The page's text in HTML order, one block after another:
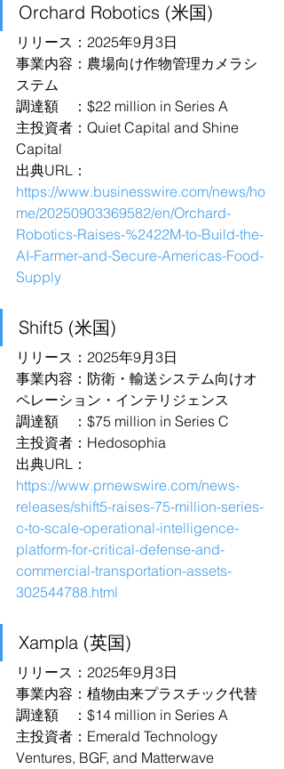
Orchard Robotics (米国)
リリース：2025年9月3日
事業内容：農場向け作物管理カメラシ
ステム
調達額　：$22 million in Series A
主投資者：Quiet Capital and Shine
Capital
出典URL：
https://www.businesswire.com/news/ho
me/20250903369582/en/Orchard-
Robotics-Raises-%2422M-to-Build-the-
AI-Farmer-and-Secure-Americas-Food-
Supply
Shift5 (米国)
リリース：2025年9月3日
事業内容：防衛・輸送システム向けオ
ペレーション・インテリジェンス
調達額　：$75 million in Series C
主投資者：Hedosophia
出典URL：
https://www.prnewswire.com/news-
releases/shift5-raises-75-million-series-
c-to-scale-operational-intelligence-
platform-for-critical-defense-and-
commercial-transportation-assets-
302544788.html
Xampla (英国)
リリース：2025年9月3日
事業内容：植物由来プラスチック代替
調達額　：$14 million in Series A
主投資者：Emerald Technology
Ventures, BGF, and Matterwave